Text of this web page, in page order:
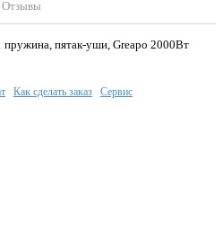
Отзывы
пятак-уши, Greapo 2000Вт
Как сделать заказ Сервис